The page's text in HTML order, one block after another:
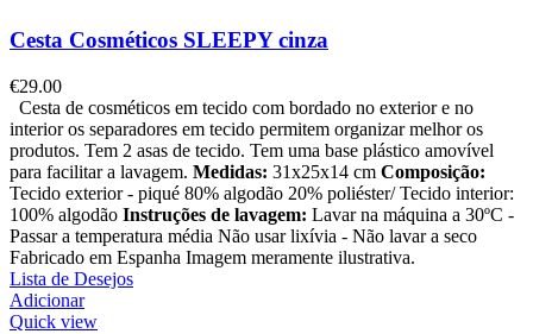
Cesta Cosméticos SLEEPY cinza
€29.00
Cesta de cosméticos em tecido com bordado no exterior e no
interior os separadores em tecido permitem organizar melhor os
produtos. Tem 2 asas de tecido. Tem uma base plástico amovível
para facilitar a lavagem. Medidas: 31x25x14 cm Composição:
Tecido exterior - piqué 80% algodão 20% poliéster/ Tecido interior:
100% algodão Instruções de lavagem: Lavar na máquina a 30ºC -
Passar a temperatura média Não usar lixívia - Não lavar a seco
Fabricado em Espanha Imagem meramente ilustrativa.
Lista de Desejos
Adicionar
Quick view